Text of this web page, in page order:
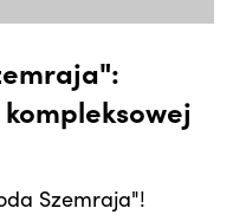
Szemraja"!